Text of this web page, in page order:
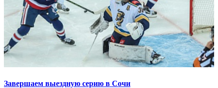
Завершаем выездную серию в Сочи